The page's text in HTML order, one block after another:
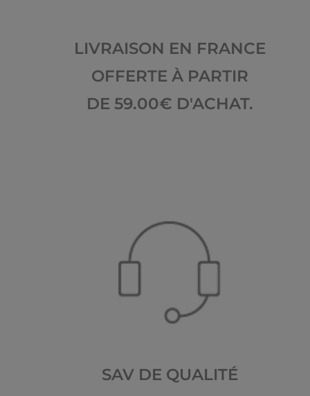
LIVRAISON EN FRANCE
OFFERTE À PARTIR
DE 59.00€ D'ACHAT.
SAV DE QUALITÉ